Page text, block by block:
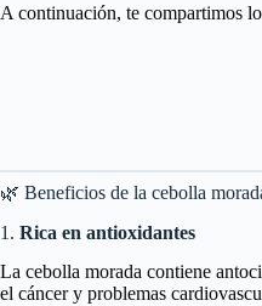
A continuación, te compartimos
🌿 Beneficios de la cebolla
1. Rica en antioxidantes
La cebolla morada contiene
el cáncer y problemas